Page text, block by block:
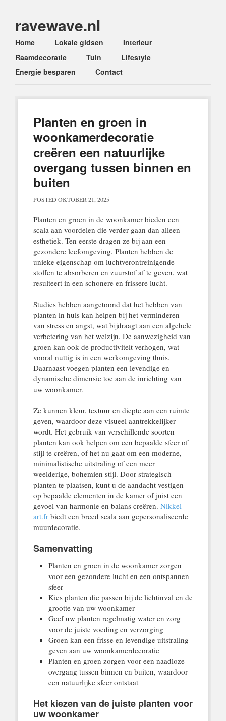
ravewave.nl
Main menu
Skip
to
content
Home Lokale gidsen
Interieur
Raamdecoratie
Tuin
Lifestyle
Energie besparen
Contact
Planten en groen in
woonkamerdecoratie
creëren een natuurlijke
overgang tussen binnen en
buiten
POSTED OKTOBER 21, 2025
Planten en groen in de woonkamer bieden een
scala aan voordelen die verder gaan dan alleen
esthetiek. Ten eerste dragen ze bij aan een
gezondere leefomgeving. Planten hebben de
unieke eigenschap om luchtverontreinigende
stoffen te absorberen en zuurstof af te geven, wat
resulteert in een schonere en frissere lucht.
Studies hebben aangetoond dat het hebben van
planten in huis kan helpen bij het verminderen
van stress en angst, wat bijdraagt aan een algehele
verbetering van het welzijn. De aanwezigheid van
groen kan ook de productiviteit verhogen, wat
vooral nuttig is in een werkomgeving thuis.
Daarnaast voegen planten een levendige en
dynamische dimensie toe aan de inrichting van
uw woonkamer.
Ze kunnen kleur, textuur en diepte aan een ruimte
geven, waardoor deze visueel aantrekkelijker
wordt. Het gebruik van verschillende soorten
planten kan ook helpen om een bepaalde sfeer of
stijl te creëren, of het nu gaat om een moderne,
minimalistische uitstraling of een meer
weelderige, bohemien stijl. Door strategisch
planten te plaatsen, kunt u de aandacht vestigen
op bepaalde elementen in de kamer of juist een
gevoel van harmonie en balans creëren. Nikkel-
art.frbiedt een breed scala aan gepersonaliseerde
muurdecoratie.
Samenvatting
Planten en groen in de woonkamer zorgen
voor een gezondere lucht en een ontspannen
sfeer
Kies planten die passen bij de lichtinval en de
grootte van uw woonkamer
Geef uw planten regelmatig water en zorg
voor de juiste voeding en verzorging
Groen kan een frisse en levendige uitstraling
geven aan uw woonkamerdecoratie
Planten en groen zorgen voor een naadloze
overgang tussen binnen en buiten, waardoor
een natuurlijke sfeer ontstaat
Het kiezen van de juiste planten voor
uw woonkamer